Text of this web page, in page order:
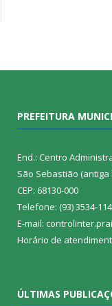
PREFEITURA
End.: Centro
São Sebastião
CEP: 68130-000
Telefone: (93) 3534-
E-mail:
Horário de
ÚLTIMAS